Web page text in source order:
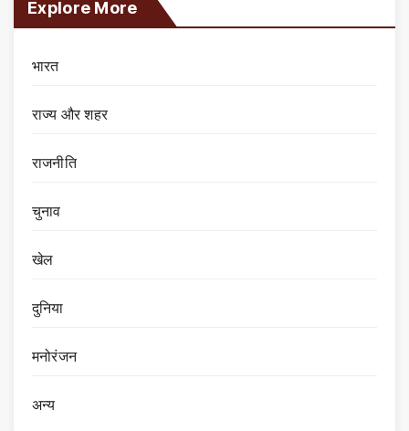
Explore More
भारत
राज्य और शहर
राजनीति
चुनाव
खेल
दुनिया
मनोरंजन
अन्य